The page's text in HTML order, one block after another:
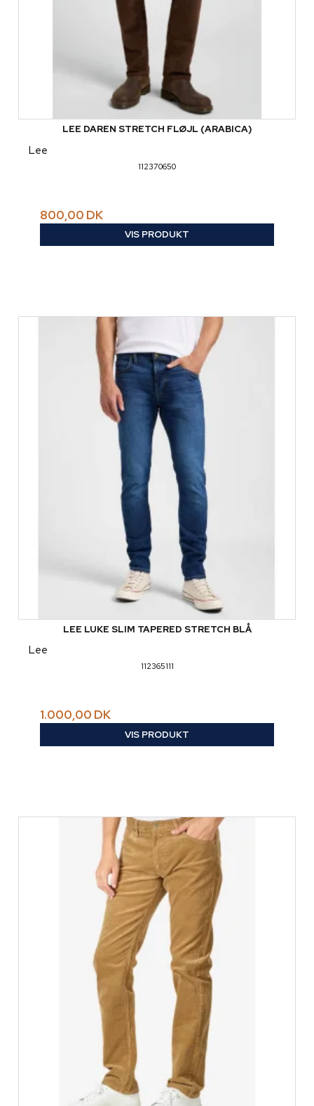
LEE DAREN STRETCH FLØJL (ARABICA)
Lee
112370650
800,00 DK
VIS PRODUKT
LEE LUKE SLIM TAPERED STRETCH BLÅ
Lee
112365111
1.000,00 DK
VIS PRODUKT